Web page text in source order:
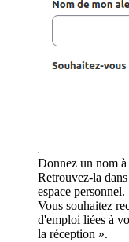
Donnez un nom
Retrouvez-la
espace personnel.
Vous souhaitez
d'emploi liées à
la réception ».